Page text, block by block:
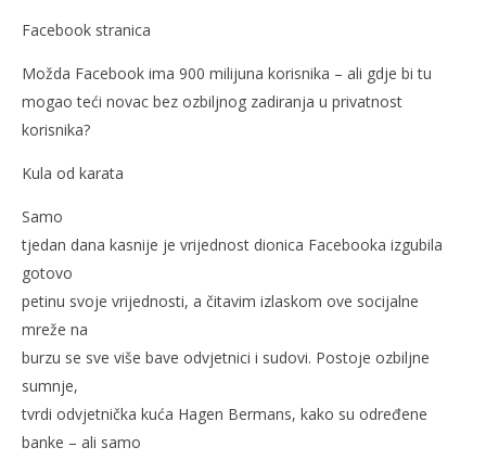
Facebook stranica
Možda Facebook ima 900 milijuna korisnika – ali gdje bi tu
mogao teći novac bez ozbiljnog zadiranja u privatnost
korisnika?
Kula od karata
Samo
tjedan dana kasnije je vrijednost dionica Facebooka izgubila
gotovo
petinu svoje vrijednosti, a čitavim izlaskom ove socijalne
mreže na
burzu se sve više bave odvjetnici i sudovi. Postoje ozbiljne
sumnje,
tvrdi odvjetnička kuća Hagen Bermans, kako su određene
banke – ali samo